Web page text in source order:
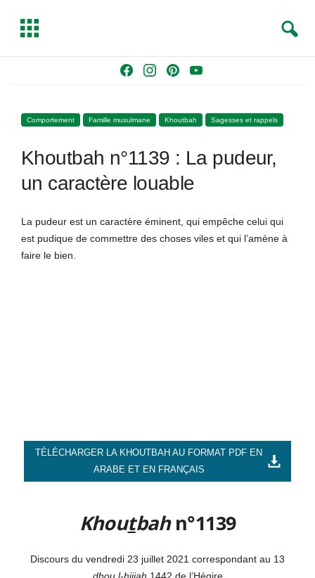
e
o
k
t
g
a
t
s
Y
T
b
T
g
e
a
Comportement Famille musulmane Khoutbah Sagesses et rappels
Khoutbah n°1139 : La pudeur,
un caractère louable
La pudeur est un caractère éminent, qui empêche celui qui
est pudique de commettre des choses viles et qui l’amène à
faire le bien.
TÉLÉCHARGER LA KHOUTBAH AU FORMAT PDF EN
ARABE ET EN FRANÇAIS
Khoutbahn°1139
Discours du vendredi 23 juillet 2021 correspondant au 13
dhou l-hijjah 1442 de l’Hégire